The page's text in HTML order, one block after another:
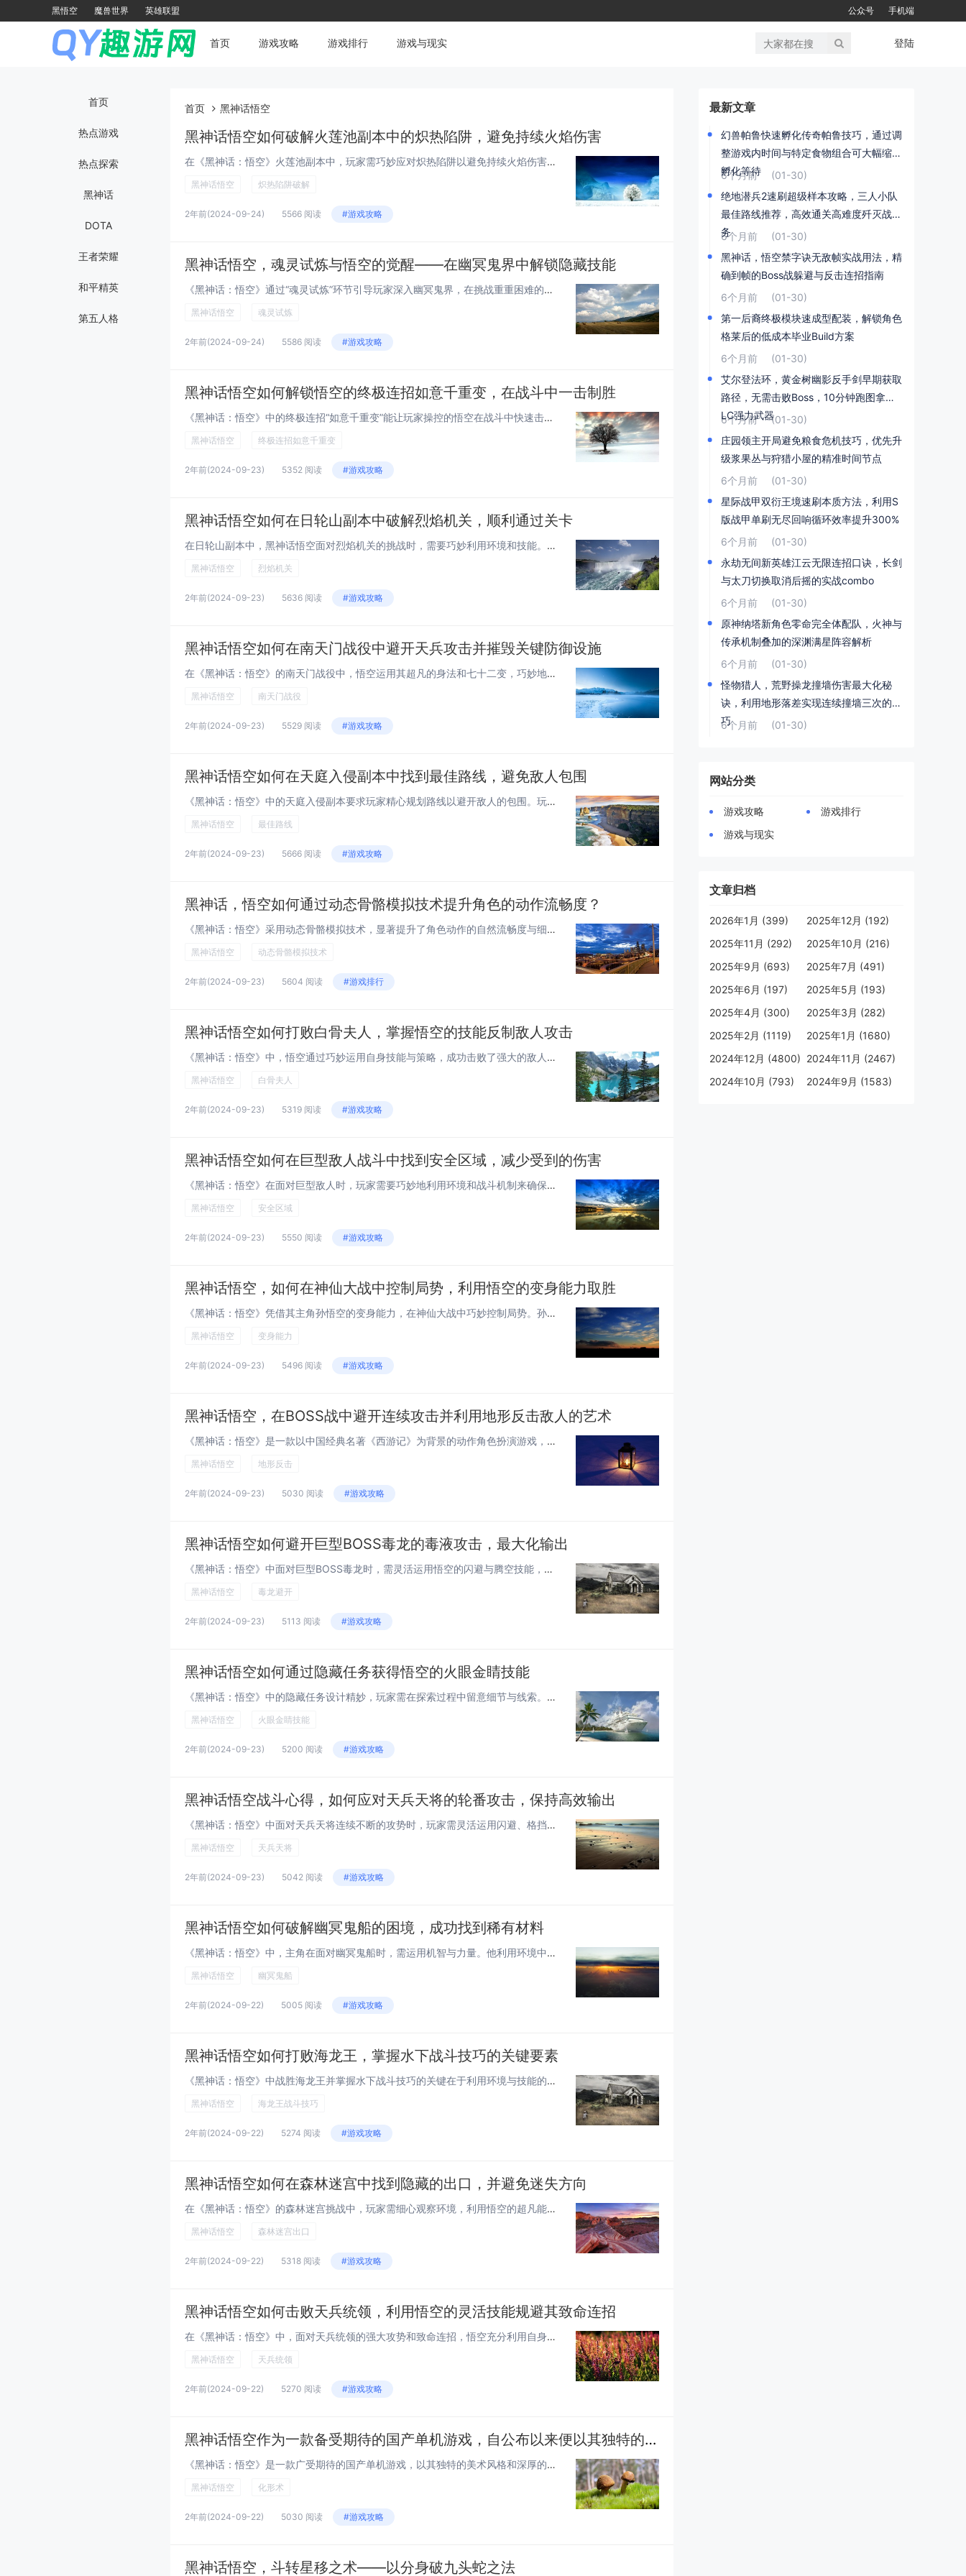
黑悟空 魔兽世界 英雄联盟 公众号 手机端
首页 游戏攻略 游戏排行 游戏与现实 登陆
首页
热点游戏
热点探索
黑神话
DOTA
王者荣耀
和平精英
第五人格
首页 黑神话悟空
黑神话悟空如何破解火莲池副本中的炽热陷阱，避免持续火焰伤害
在《黑神话：悟空》火莲池副本中，玩家需巧妙应对炽热陷阱以避免持续火焰伤害。关键是利用环境元素或特殊技能。可以寻找水池或冰泉暂时解除灼烧效果，使用特定技能如召唤冰盾、水系法术等也能有效缓解伤害。保持移动避免长时间暴露于火焰之中，并迅速解决释放...
黑神话悟空 炽热陷阱破解
2年前(2024-09-24) 5566 阅读 #游戏攻略
黑神话悟空，魂灵试炼与悟空的觉醒——在幽冥鬼界中解锁隐藏技能
《黑神话：悟空》通过“魂灵试炼”环节引导玩家深入幽冥鬼界，在挑战重重困难的同时逐步解锁隐藏技能。此部分内容不仅考验玩家的操作技巧，还以丰富的故事情节增强游戏体验，让玩家伴随角色成长，最终实现悟空的觉醒。今天小白来给大家谈谈《黑神话悟空》如何...
黑神话悟空 魂灵试炼
2年前(2024-09-24) 5586 阅读 #游戏攻略
黑神话悟空如何解锁悟空的终极连招如意千重变，在战斗中一击制胜
《黑神话：悟空》中的终极连招“如意千重变”能让玩家操控的悟空在战斗中快速击败敌人。要解锁这一技能，玩家需要通过不断推进游戏剧情，完成特定任务与挑战，并积累足够的经验值以提升悟空的能力等级。随着等级的提高，玩家将逐步解锁包括“如意千重变”在内...
黑神话悟空 终极连招如意千重变
2年前(2024-09-23) 5352 阅读 #游戏攻略
黑神话悟空如何在日轮山副本中破解烈焰机关，顺利通过关卡
在日轮山副本中，黑神话悟空面对烈焰机关的挑战时，需要巧妙利用环境和技能。观察机关的火焰喷射规律，躲避火焰攻击。寻找机关的核心控制装置，并使用“定身”或“隐身”等技能暂时关闭机关。在短暂的时间内快速通过危险区域，抵达安全地带。通过智慧与技巧结...
黑神话悟空 烈焰机关
2年前(2024-09-23) 5636 阅读 #游戏攻略
黑神话悟空如何在南天门战役中避开天兵攻击并摧毁关键防御设施
在《黑神话：悟空》的南天门战役中，悟空运用其超凡的身法和七十二变，巧妙地避开了天兵天将的密集攻击。他先是利用隐身术躲过敌人的视线，随后借助瞬移技能穿梭于战场之中，精准打击敌方要害。悟空利用定身法术暂时控制住守卫，成功摧毁了南天门的关键防御设...
黑神话悟空 南天门战役
2年前(2024-09-23) 5529 阅读 #游戏攻略
黑神话悟空如何在天庭入侵副本中找到最佳路线，避免敌人包围
《黑神话：悟空》中的天庭入侵副本要求玩家精心规划路线以避开敌人的包围。玩家需利用环境和隐蔽点，采用潜行策略，避免直接冲突。适时使用悟空的特殊技能，如变形和分身，来迷惑或摆脱敌人，找到通向最终目标的安全路径。注意收集沿途的增益道具，提升战斗力...
黑神话悟空 最佳路线
2年前(2024-09-23) 5666 阅读 #游戏攻略
黑神话，悟空如何通过动态骨骼模拟技术提升角色的动作流畅度？
《黑神话：悟空》采用动态骨骼模拟技术，显著提升了角色动作的自然流畅度与细节表现。该技术使得游戏角色能够根据环境变化做出更为精准、细腻的反应，极大增强了玩家的游戏沉浸感和角色的真实感。通过动态骨骼模拟，悟空的动作更加连贯、灵活，为游戏体验带来...
黑神话悟空 动态骨骼模拟技术
2年前(2024-09-23) 5604 阅读 #游戏排行
黑神话悟空如何打败白骨夫人，掌握悟空的技能反制敌人攻击
《黑神话：悟空》中，悟空通过巧妙运用自身技能与策略，成功击败了强大的敌人白骨夫人。战斗中，悟空利用七十二变变化成不同形态以躲避和反击白骨夫人的攻击，同时使用金箍棒放大招，精准抓住敌人的破绽给予致命一击。灵活运用这些技能，是战胜强敌的关键。今...
黑神话悟空 白骨夫人
2年前(2024-09-23) 5319 阅读 #游戏攻略
黑神话悟空如何在巨型敌人战斗中找到安全区域，减少受到的伤害
《黑神话：悟空》在面对巨型敌人时，玩家需要巧妙地利用环境和战斗机制来确保安全。寻找地形高低差，或利用障碍物遮挡，避免敌人的直接攻击。观察并攻击敌人的弱点可以使其产生硬直，从而获得躲避和调整位置的时间。适时使用闪避和跳跃，配合合理技能打断，也...
黑神话悟空 安全区域
2年前(2024-09-23) 5550 阅读 #游戏攻略
黑神话悟空，如何在神仙大战中控制局势，利用悟空的变身能力取胜
《黑神话：悟空》凭借其主角孙悟空的变身能力，在神仙大战中巧妙控制局势。孙悟空能够变化成各种形态，这一技能不仅让他能够迷惑敌人，还能够让他在战场上获取重要情报，甚至直接变身为敌方模样混淆视听，分散对方力量，从而为最终胜利奠定基础。这种独特的战...
黑神话悟空 变身能力
2年前(2024-09-23) 5496 阅读 #游戏攻略
黑神话悟空，在BOSS战中避开连续攻击并利用地形反击敌人的艺术
《黑神话：悟空》是一款以中国经典名著《西游记》为背景的动作角色扮演游戏，在游戏中玩家需要在面对强大的BOSS时，巧妙地躲避其连续不断的攻击，并利用周围的地形进行有效的反击。这种战斗策略不仅考验玩家的反应速度，还需要他们对环境有敏锐的观察力，...
黑神话悟空 地形反击
2年前(2024-09-23) 5030 阅读 #游戏攻略
黑神话悟空如何避开巨型BOSS毒龙的毒液攻击，最大化输出
《黑神话：悟空》中面对巨型BOSS毒龙时，需灵活运用悟空的闪避与腾空技能，规避致命毒液攻击。合理利用环境遮挡伤害的同时，寻找反击机会。当毒龙施放毒液时，应立即闪避至其背后或高处，使用远程技能进行连击，实现高效输出。把握好节奏，积攒能量值，释...
黑神话悟空 毒龙避开
2年前(2024-09-23) 5113 阅读 #游戏攻略
黑神话悟空如何通过隐藏任务获得悟空的火眼金睛技能
《黑神话：悟空》中的隐藏任务设计精妙，玩家需在探索过程中留意细节与线索。当玩家帮助特定NPC净化其内心黑暗，完成一系列连贯的小任务后，将解锁悟空的火眼金睛技能。这一技能不仅让角色具备透视万物表象、洞察本质的能力，还能在战斗中识别敌人弱点，极...
黑神话悟空 火眼金睛技能
2年前(2024-09-23) 5200 阅读 #游戏攻略
黑神话悟空战斗心得，如何应对天兵天将的轮番攻击，保持高效输出
《黑神话：悟空》中面对天兵天将连续不断的攻势时，玩家需灵活运用闪避、格挡与反击技巧，保持冷静，观察敌人动作前兆以做出及时反应。合理搭配技能和法宝，抓住机会进行连招，可以大幅提升战斗效率，保持稳定输出，从而在混战中占据上风。适时使用环境互动也...
黑神话悟空 天兵天将
2年前(2024-09-23) 5042 阅读 #游戏攻略
黑神话悟空如何破解幽冥鬼船的困境，成功找到稀有材料
《黑神话：悟空》中，主角在面对幽冥鬼船时，需运用机智与力量。他利用环境中的元素削弱鬼船的防御，如引海水或用风火轮攻击。随后，识别并摧毁鬼船核心能量源，使鬼船陷入瘫痪。过程中，通过解谜获得关键道具，最终击败鬼船，取得稀有材料。今天小白来给大家...
黑神话悟空 幽冥鬼船
2年前(2024-09-22) 5005 阅读 #游戏攻略
黑神话悟空如何打败海龙王，掌握水下战斗技巧的关键要素
《黑神话：悟空》中战胜海龙王并掌握水下战斗技巧的关键在于利用环境与技能的结合。玩家需熟练使用悟空的七十二变变化能力，比如变身为小鱼躲避攻击，或变作锋利之物破除敌人防御。合理运用定身、水漩涡等技能控制战场节奏，消耗对手体力，最终击败海龙王。细...
黑神话悟空 海龙王战斗技巧
2年前(2024-09-22) 5274 阅读 #游戏攻略
黑神话悟空如何在森林迷宫中找到隐藏的出口，并避免迷失方向
在《黑神话：悟空》的森林迷宫挑战中，玩家需细心观察环境，利用悟空的超凡能力，如火眼金睛识别隐藏线索，还有腾云驾雾跨越障碍。记住留意地图上的变化与特殊标志物，比如发光的花朵或与众不同的树木，这些往往是正确路径的提示。召唤猴毛分身分散注意力，应...
黑神话悟空 森林迷宫出口
2年前(2024-09-22) 5318 阅读 #游戏攻略
黑神话悟空如何击败天兵统领，利用悟空的灵活技能规避其致命连招
在《黑神话：悟空》中，面对天兵统领的强大攻势和致命连招，悟空充分利用自身技能的灵活性来应对。他通过快速闪避、瞬移以及七十二变等能力，巧妙避开对方的攻击，并抓住短暂的破绽进行反击。悟空还可以召唤分身吸引敌人注意力，从而为自己创造有利战机，最终...
黑神话悟空 天兵统领
2年前(2024-09-22) 5270 阅读 #游戏攻略
黑神话悟空作为一款备受期待的国产单机游戏，自公布以来便以其独特的美术风格和丰富的故事内涵吸引了无数玩家的目光。游戏中，玩家将扮演齐天大圣孙悟空，利用其千变万化的神通来应对各种挑战，其中最为人称道的便是悟空如何在镜像迷宫中巧妙地运用化形术，破解错综复杂的路径。
《黑神话：悟空》是一款广受期待的国产单机游戏，以其独特的美术风格和深厚的故事背景吸引众多玩家。在游戏中，玩家将操纵孙悟空，运用其变化无穷的神通解决各种难题，尤其在镜像迷宫中，通过巧妙使用化形术，挑战并解开复杂迷宫的设计，这一特色深受玩家好评...
黑神话悟空 化形术
2年前(2024-09-22) 5030 阅读 #游戏攻略
黑神话悟空，斗转星移之术——以分身破九头蛇之法
最新文章
幻兽帕鲁快速孵化传奇帕鲁技巧，通过调
整游戏内时间与特定食物组合可大幅缩短
孵化等待
6个月前
(01-30)
绝地潜兵2速刷超级样本攻略，三人小队
最佳路线推荐，高效通关高难度歼灭战任
务
6个月前
(01-30)
黑神话，悟空禁字诀无敌帧实战用法，精
确到帧的Boss战躲避与反击连招指南
6个月前
(01-30)
第一后裔终极模块速成型配装，解锁角色
格莱后的低成本毕业Build方案
6个月前
(01-30)
艾尔登法环，黄金树幽影反手剑早期获取
路径，无需击败Boss，10分钟跑图拿到D
LC强力武器
6个月前
(01-30)
庄园领主开局避免粮食危机技巧，优先升
级浆果丛与狩猎小屋的精准时间节点
6个月前
(01-30)
星际战甲双衍王境速刷本质方法，利用S
版战甲单刷无尽回响循环效率提升300%
6个月前
(01-30)
永劫无间新英雄江云无限连招口诀，长剑
与太刀切换取消后摇的实战combo
6个月前
(01-30)
原神纳塔新角色零命完全体配队，火神与
传承机制叠加的深渊满星阵容解析
6个月前
(01-30)
怪物猎人，荒野操龙撞墙伤害最大化秘
诀，利用地形落差实现连续撞墙三次的技
巧
6个月前 (01-30)
网站分类
游戏攻略
游戏排行
游戏与现实
文章归档
2026年1月 (399)
2025年12月 (192)
2025年11月 (292)
2025年10月 (216)
2025年9月 (693)
2025年7月 (491)
2025年6月 (197)
2025年5月 (193)
2025年4月 (300)
2025年3月 (282)
2025年2月 (1119)
2025年1月 (1680)
2024年12月 (4800) 2024年11月 (2467)
2024年10月 (793)
2024年9月 (1583)